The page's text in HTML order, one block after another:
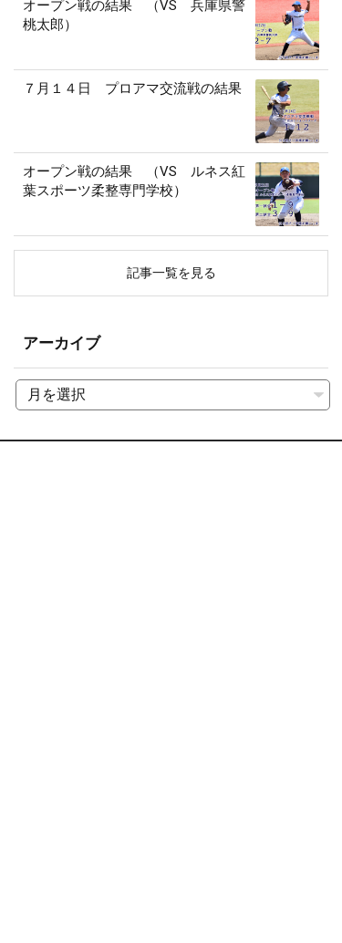
オープン戦の結果 （VS 兵庫県警
桃太郎）
７月１４日 プロアマ交流戦の結果
オープン戦の結果 （VS ルネス紅
葉スポーツ柔整専門学校）
記事一覧を見る
アーカイブ